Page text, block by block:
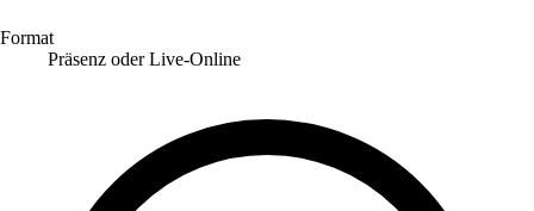
Format
Präsenz oder Live-Online